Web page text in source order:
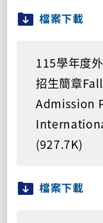
檔案下載
115學年度
招生簡章
Admission
(927.7K)
檔案下載